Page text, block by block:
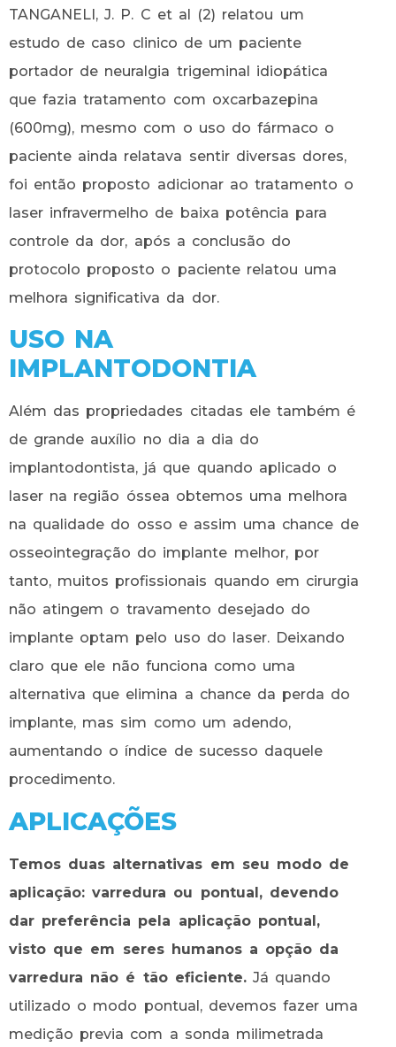
TANGANELI, J. P. C et al (2) relatou um
estudo de caso clinico de um paciente
portador de neuralgia trigeminal idiopática
que fazia tratamento com oxcarbazepina
(600mg), mesmo com o uso do fármaco o
paciente ainda relatava sentir diversas dores,
foi então proposto adicionar ao tratamento o
laser infravermelho de baixa potência para
controle da dor, após a conclusão do
protocolo proposto o paciente relatou uma
melhora significativa da dor.
USO NA
IMPLANTODONTIA
Além das propriedades citadas ele também é
de grande auxílio no dia a dia do
implantodontista, já que quando aplicado o
laser na região óssea obtemos uma melhora
na qualidade do osso e assim uma chance de
osseointegração do implante melhor, por
tanto, muitos profissionais quando em cirurgia
não atingem o travamento desejado do
implante optam pelo uso do laser. Deixando
claro que ele não funciona como uma
alternativa que elimina a chance da perda do
implante, mas sim como um adendo,
aumentando o índice de sucesso daquele
procedimento.
APLICAÇÕES
Temos duas alternativas em seu modo de
aplicação: varredura ou pontual, devendo
dar preferência pela aplicação pontual,
visto que em seres humanos a opção da
varredura não é tão eficiente.Já quando
utilizado o modo pontual, devemos fazer uma
medição previa com a sonda milimetrada